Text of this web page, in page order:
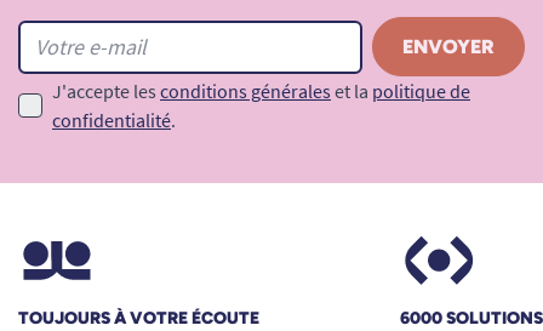
J'accepte les conditions générales et la politique de
confidentialité.
TOUJOURS À VOTRE ÉCOUTE 6000